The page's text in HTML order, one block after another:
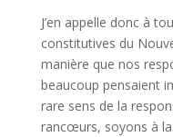
J’en appelle donc à
constitutives du
manière que nos
beaucoup pensaient
rare sens de la
rancœurs, soyons à